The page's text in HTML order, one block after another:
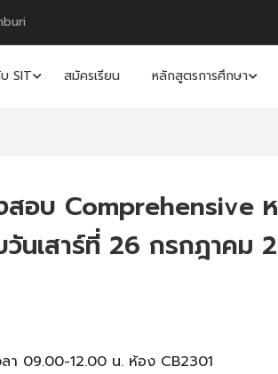
SIT สมัครเรียน หลักสูตรการศึกษา
อบ Comprehensive
นเสาร์ที่ 26 กรกฎาคม
า 09.00-12.00 น. ห้อง CB2301